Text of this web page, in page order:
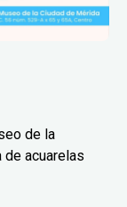
de la
de acuarelas